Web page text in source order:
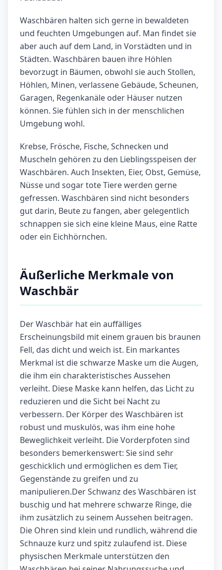
Waschbären halten sich gerne in bewaldeten
und feuchten Umgebungen auf. Man findet sie
aber auch auf dem Land, in Vorstädten und in
Städten. Waschbären bauen ihre Höhlen
bevorzugt in Bäumen, obwohl sie auch Stollen,
Höhlen, Minen, verlassene Gebäude, Scheunen,
Garagen, Regenkanäle oder Häuser nutzen
können. Sie fühlen sich in der menschlichen
Umgebung wohl.
Krebse, Frösche, Fische, Schnecken und
Muscheln gehören zu den Lieblingsspeisen der
Waschbären. Auch Insekten, Eier, Obst, Gemüse,
Nüsse und sogar tote Tiere werden gerne
gefressen. Waschbären sind nicht besonders
gut darin, Beute zu fangen, aber gelegentlich
schnappen sie sich eine kleine Maus, eine Ratte
oder ein Eichhörnchen.
Äußerliche Merkmale von
Waschbär
Der Waschbär hat ein auffälliges
Erscheinungsbild mit einem grauen bis braunen
Fell, das dicht und weich ist. Ein markantes
Merkmal ist die schwarze Maske um die Augen,
die ihm ein charakteristisches Aussehen
verleiht. Diese Maske kann helfen, das Licht zu
reduzieren und die Sicht bei Nacht zu
verbessern. Der Körper des Waschbären ist
robust und muskulös, was ihm eine hohe
Beweglichkeit verleiht. Die Vorderpfoten sind
besonders bemerkenswert: Sie sind sehr
geschicklich und ermöglichen es dem Tier,
Gegenstände zu greifen und zu
manipulieren.Der Schwanz des Waschbären ist
buschig und hat mehrere schwarze Ringe, die
ihm zusätzlich zu seinem Aussehen beitragen.
Die Ohren sind klein und rundlich, während die
Schnauze kurz und spitz zulaufend ist. Diese
physischen Merkmale unterstützen den